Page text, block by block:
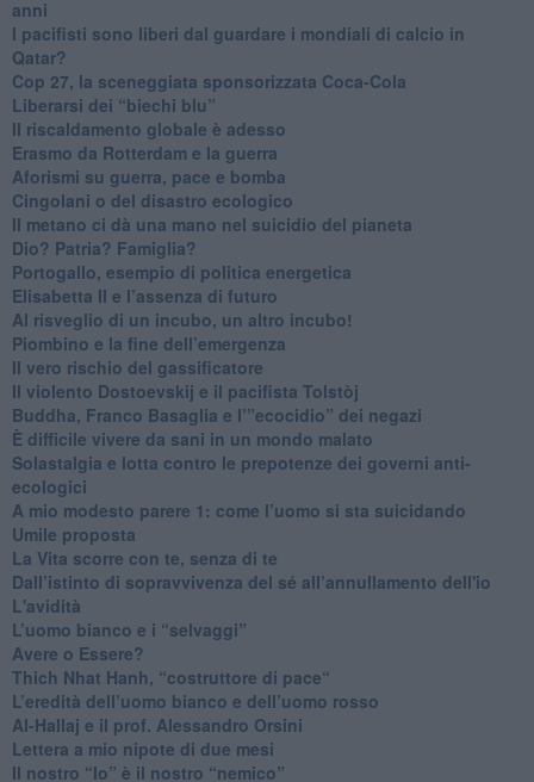
anni
​I pacifisti sono liberi dal guardare i mondiali di calcio in
Qatar?
​Cop 27, la sceneggiata sponsorizzata Coca-Cola
​Liberarsi dei “biechi blu”
Il riscaldamento globale è adesso
​Erasmo da Rotterdam e la guerra
​Aforismi su guerra, pace e bomba
Cingolani o del disastro ecologico
​Il metano ci dà una mano nel suicidio del pianeta
​Dio? Patria? Famiglia?
Portogallo, esempio di politica energetica
​Elisabetta II e l’assenza di futuro
Al risveglio di un incubo, un altro incubo!
​Piombino e la fine dell’emergenza
​Il vero rischio del gassificatore
​Il violento Dostoevskij e il pacifista Tolstòj
​Buddha, Franco Basaglia e l’”ecocidio” dei negazi
​È difficile vivere da sani in un mondo malato
Solastalgia e lotta contro le prepotenze dei governi anti-
ecologici
​A mio modesto parere 1: come l’uomo si sta suicidando
​Umile proposta
​La Vita scorre con te, senza di te
​Dall’istinto di sopravvivenza del sé all’annullamento dell'io
L'avidità
​L’uomo bianco e i “selvaggi”
​Avere o Essere?
​Thich Nhat Hanh, “costruttore di pace“
​L’eredità dell’uomo bianco e dell’uomo rosso
Al-Hallaj e il prof. Alessandro Orsini
​Lettera a mio nipote di due mesi
​Il nostro “Io” è il nostro “nemico”